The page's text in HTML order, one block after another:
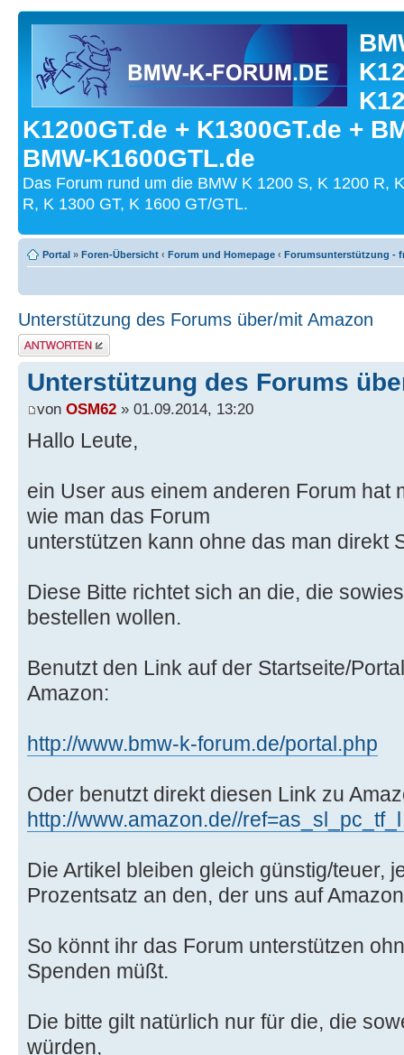
K1200GT.de + K1300GT.de +
BMW-K1600GTL.de
Das Forum rund um die BMW K 1200 S, K 1200 R,
R, K 1300 GT, K 1600 GT/GTL.
Portal » Foren-Übersicht ‹ Forum und Homepage ‹ Forumsunterstützung -
Unterstützung des Forums über/mit Amazon
Antwort schreiben
Unterstützung des Forums
von OSM62 » 01.09.2014, 13:20
Hallo Leute,
ein User aus einem anderen Forum hat
wie man das Forum
unterstützen kann ohne das man direkt
Diese Bitte richtet sich an die, die
bestellen wollen.
Benutzt den Link auf der Startseite/
Amazon:
http://www.bmw-k-forum.de/portal.php
Oder benutzt direkt diesen Link zu
http://www.amazon.de//
Die Artikel bleiben gleich günstig/teuer,
Prozentsatz an den, der uns auf
So könnt ihr das Forum unterstützen
Spenden müßt.
Die bitte gilt natürlich nur für die, die
würden,